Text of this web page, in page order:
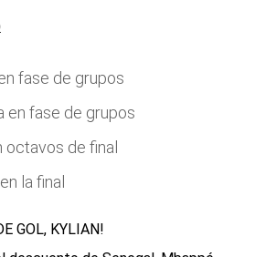
fase de grupos
en fase de grupos
octavos de final
la final
GOL, KYLIAN!